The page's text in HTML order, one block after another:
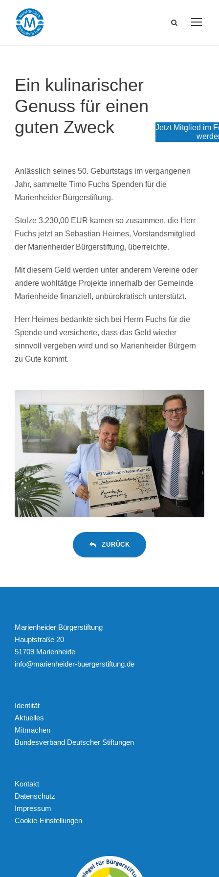
Ein kulinarischer
Genuss für einen
guten Zweck
Anlässlich seines 50. Geburtstags im vergangenen
Jahr, sammelte Timo Fuchs Spenden für die
Marienheider Bürgerstiftung.
Stolze 3.230,00 EUR kamen so zusammen, die Herr
Fuchs jetzt an Sebastian Heimes, Vorstandsmitglied
der Marienheider Bürgerstiftung, überreichte.
Mit diesem Geld werden unter anderem Vereine oder
andere wohltätige Projekte innerhalb der Gemeinde
Marienheide finanziell, unbürokratisch unterstützt.
Herr Heimes bedankte sich bei Herrn Fuchs für die
Spende und versicherte, dass das Geld wieder
sinnvoll vergeben wird und so Marienheider Bürgern
zu Gute kommt.
ZURÜCK
Marienheider Bürgerstiftung
Hauptstraße 20
51709 Marienheide
info@marienheider-buergerstiftung.de
Identität
Aktuelles
Mitmachen
Bundesverband Deutscher Stiftungen
Kontakt
Datenschutz
Impressum
Cookie-Einstellungen
Jetzt Mitglied im